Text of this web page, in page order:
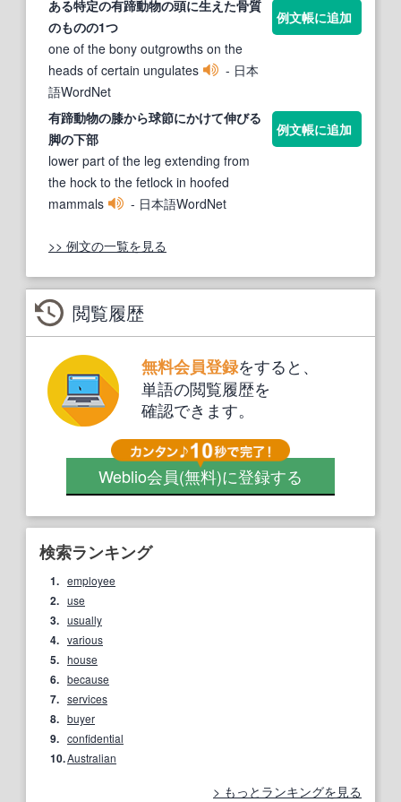
ある特定の有蹄動物の頭に生えた骨質
のものの1つ
one of the bony outgrowths on the
heads of certain ungulates
- 日本
語WordNet
例文帳に追加
有蹄動物の膝から球節にかけて伸びる
脚の下部
lower part of the leg extending from
the hock to the fetlock in hoofed
mammals
- 日本語WordNet
例文帳に追加
>> 例文の一覧を見る
閲覧履歴
無料会員登録をすると、
単語の閲覧履歴を
確認できます。
Weblio会員(無料)に登録する
検索ランキング
1. employee
2. use
3. usually
4. various
5. house
6. because
7. services
8. buyer
9. confidential
10.Australian
もっとランキングを見る